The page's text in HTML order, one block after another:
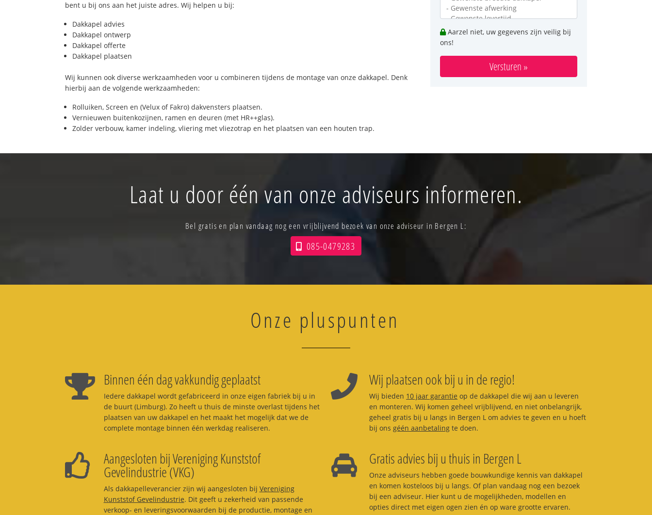
bent u bij ons aan het juiste adres. Wij helpen u bij:
Dakkapel advies
Dakkapel ontwerp
Dakkapel offerte
Dakkapel plaatsen
Wij kunnen ook diverse werkzaamheden voor u combineren tijdens de montage van onze dakkapel. Denk
hierbij aan de volgende werkzaamheden:
Rolluiken, Screen en (Velux of Fakro) dakvensters plaatsen.
Vernieuwen buitenkozijnen, ramen en deuren (met HR++glas).
Zolder verbouw, kamer indeling, vliering met vliezotrap en het plaatsen van een houten trap.
Aarzel niet, uw gegevens zijn veilig bij
ons!
Versturen »
Laat u door één van onze adviseurs informeren.
Bel gratis en plan vandaag nog een vrijblijvend bezoek van onze adviseur in Bergen L:
085-0479283
Onze pluspunten
Binnen één dag vakkundig geplaatst
Iedere dakkapel wordt gefabriceerd in onze eigen fabriek bij u in
de buurt (Limburg). Zo heeft u thuis de minste overlast tijdens het
plaatsen van uw dakkapel en het maakt het mogelijk dat we de
complete montage binnen één werkdag realiseren.
Wij plaatsen ook bij u in de regio!
Wij bieden 10 jaar garantie op de dakkapel die wij aan u leveren
en monteren. Wij komen geheel vrijblijvend, en niet onbelangrijk,
geheel gratis bij u langs in Bergen L om advies te geven en u hoeft
bij ons géén aanbetaling te doen.
Aangesloten bij Vereniging Kunststof
Gevelindustrie (VKG)
Als dakkapelleverancier zijn wij aangesloten bij Vereniging
Kunststof Gevelindustrie. Dit geeft u zekerheid van passende
verkoop- en leveringsvoorwaarden bij de productie, montage en
Gratis advies bij u thuis in Bergen L
Onze adviseurs hebben goede bouwkundige kennis van dakkapel
en komen kosteloos bij u langs. Of plan vandaag nog een bezoek
bij een adviseur. Hier kunt u de mogelijkheden, modellen en
opties direct met eigen ogen zien én op ware grootte ervaren.